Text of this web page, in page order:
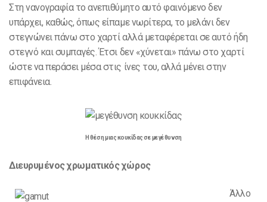
Στη νανογραφία το ανεπιθύμητο αυτό φαινόμενο δεν
υπάρχει, καθώς, όπως είπαμε νωρίτερα, το μελάνι δεν
στεγνώνει πάνω στο χαρτί αλλά μεταφέρεται σε αυτό ήδη
στεγνό και συμπαγές. Έτσι δεν «χύνεται» πάνω στο χαρτί
ώστε να περάσει μέσα στις ίνες του, αλλά μένει στην
επιφάνεια.
Η θέση μιας κουκίδας σε μεγέθυνση
Διευρυμένος χρωματικός χώρος
Άλλο